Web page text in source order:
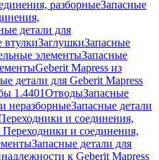
разборныеЗапасные
детали для
втулкиЗаглушкиЗапасные
элементыЗапасные
Geberit Mapress из
детали для Geberit Mapress
1.4401ОтводыЗапасные
неразборныеЗапасные детали
и соединения,
Переходники и соединения,
Запасные детали для
к Geberit Mapress